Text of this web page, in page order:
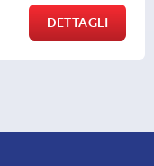
13,98
+ IVA
più le spese di